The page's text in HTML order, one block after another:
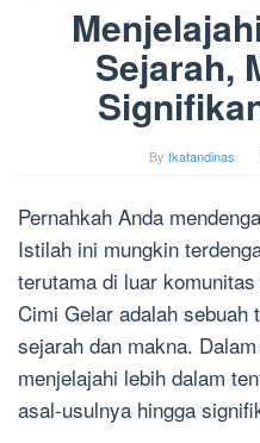
Sejarah,
By Ikatandinas
Pernahkah Anda
Istilah ini mungkin
terutama di luar
Cimi Gelar adalah
sejarah dan makna.
menjelajahi lebih dalam
asal-usulnya hingga